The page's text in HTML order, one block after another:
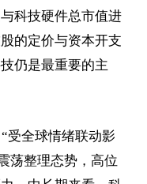
科技硬件总市值进
的定价与资本开支
仍是最重要的主
受全球情绪联动影
荡整理态势，高位